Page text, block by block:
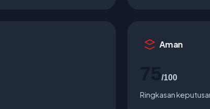
Aman
/100
Ringkasan